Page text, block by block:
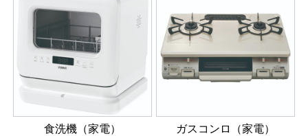
食洗機（家電） ガスコンロ（家電）